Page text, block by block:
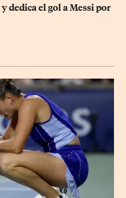
dedica el gol a Messi por